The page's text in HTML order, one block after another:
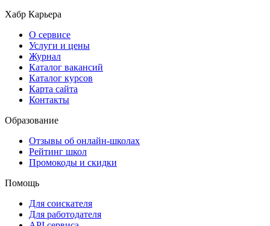
Хабр Карьера
О сервисе
Услуги и цены
Журнал
Каталог вакансий
Каталог курсов
Карта сайта
Контакты
Образование
Отзывы об онлайн-школах
Рейтинг школ
Промокоды и скидки
Помощь
Для соискателя
Для работодателя